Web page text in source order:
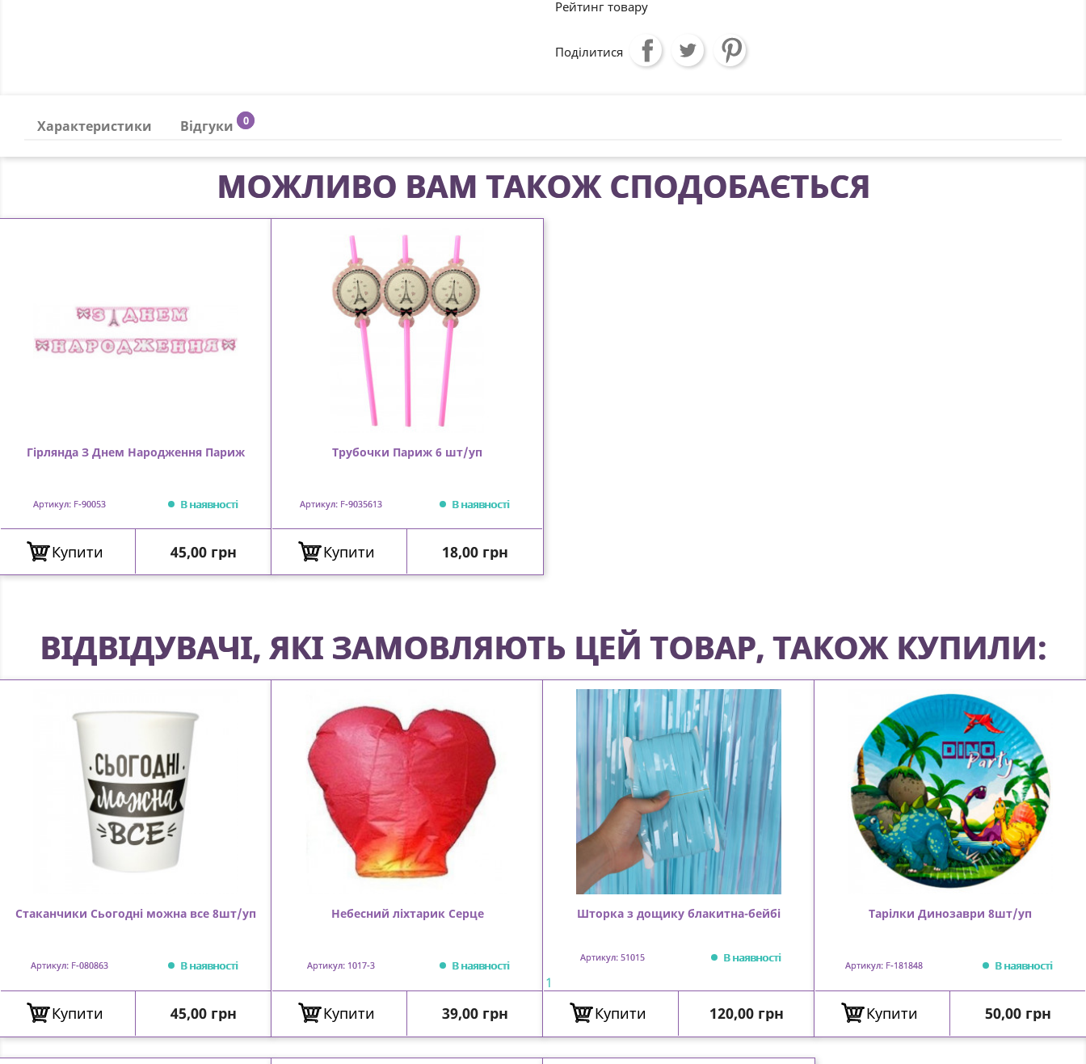
Рейтинг товару
Поділитися
Характеристики Відгуки 0
МОЖЛИВО ВАМ ТАКОЖ СПОДОБАЄТЬСЯ
Гірлянда З Днем Народження Париж
Артикул: F-90053 В наявності
Купити Ціна
45,00 грн
Трубочки Париж 6 шт/уп
Артикул: F-9035613 В наявності
Купити Ціна
18,00 грн
ВІДВІДУВАЧІ, ЯКІ ЗАМОВЛЯЮТЬ ЦЕЙ ТОВАР, ТАКОЖ КУПИЛИ:
Стаканчики Сьогодні можна все 8шт/уп
Артикул: F-080863 В наявності
Купити Ціна
45,00 грн
Небесний ліхтарик Серце
Артикул: 1017-3 В наявності
Купити Ціна
39,00 грн
Шторка з дощику блакитна-бейбі
Артикул: 51015 В наявності
1
Купити Ціна
120,00 грн
Тарілки Динозаври 8шт/уп
Артикул: F-181848 В наявності
Купити Ціна
50,00 грн